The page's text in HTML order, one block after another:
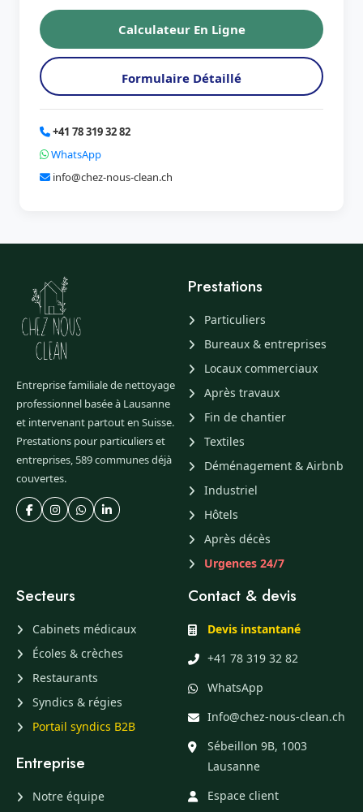
Calculateur En Ligne
Formulaire Détaillé
+41 78 319 32 82
WhatsApp
info@chez-nous-clean.ch
Entreprise familiale de nettoyage
professionnel basée à Lausanne
et intervenant partout en Suisse.
Prestations pour particuliers et
entreprises, 589 communes déjà
couvertes.
Prestations
Particuliers
Bureaux & entreprises
Locaux commerciaux
Après travaux
Fin de chantier
Textiles
Déménagement & Airbnb
Industriel
Hôtels
Après décès
Urgences 24/7
Secteurs
Cabinets médicaux
Écoles & crèches
Restaurants
Syndics & régies
Portail syndics B2B
Entreprise
Notre équipe
Contact & devis
Devis instantané
+41 78 319 32 82
WhatsApp
Info@chez-nous-clean.ch
Sébeillon 9B, 1003
Lausanne
Espace client